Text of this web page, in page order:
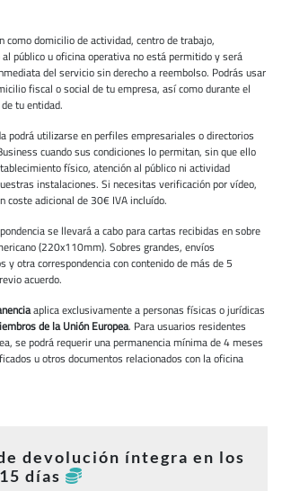
como domicilio de actividad, centro de trabajo,
público u oficina operativa no está permitido y será
del servicio sin derecho a reembolso. Podrás usar
fiscal o social de tu empresa, así como durante el
tu entidad.
podrá utilizarse en perfiles empresariales o directorios
cuando sus condiciones lo permitan, sin que ello
físico, atención al público ni actividad
instalaciones. Si necesitas verificación por vídeo,
coste adicional de 30€ IVA incluído.
se llevará a cabo para cartas recibidas en sobre
(220x110mm). Sobres grandes, envíos
y otra correspondencia con contenido de más de 5
acuerdo.
aplica exclusivamente a personas físicas o jurídicas
de la Unión Europea. Para usuarios residentes
se podrá requerir una permanencia mínima de 4 meses
u otros documentos relacionados con la oficina
devolución íntegra en los
días